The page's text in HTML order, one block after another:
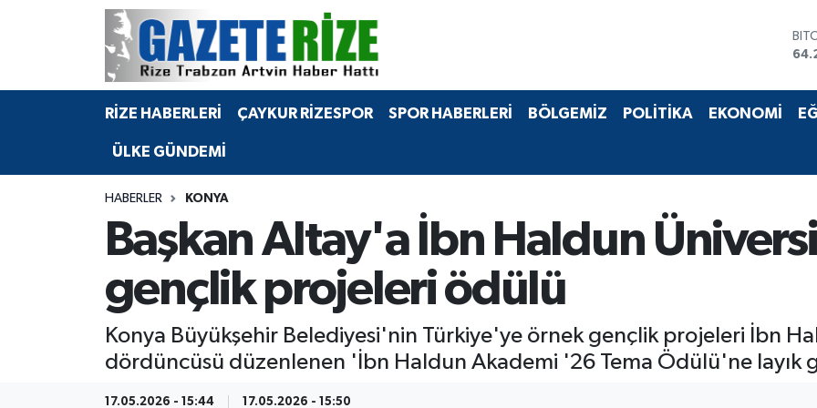
RİZE HABERLERİ ÇAYKUR RİZESPOR SPOR HABERLERİ BÖLGEMİZ POLİTİKA EKONOMİ
ÜLKE GÜNDEMİ
HABERLER KONYA
Başkan Altay'a İbn Haldun
gençlik projeleri ödülü
Konya Büyükşehir Belediyesi'nin Türkiye'ye örnek gençlik projeleri İbn
dördüncüsü düzenlenen 'İbn Haldun Akademi '26 Tema Ödülü'ne layık
17.05.2026 - 15:44 17.05.2026 - 15:50
BÖLGEMİZ
Bilim Teknoloji
Advertising news
Canlı Maç
Merkez Nöbetçi Eczaneler
Merkez Hava Durumu
Merkez Trafik Yoğunluk Haritası
Tüm Manşetler
Son Dakika Haberleri
Haber Arşivi